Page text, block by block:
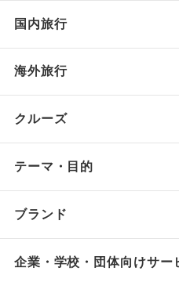
国内旅行
海外旅行
クルーズ
テーマ・目的
ブランド
企業・学校・団体向けサー